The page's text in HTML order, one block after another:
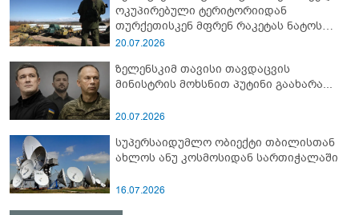
ოკუპირებული ტერიტორიიდან
თურქეთისკენ მფრენ რაკეტას ნატოს
სამიტი კინაღამ ჩაუშლია
20.07.2026
ზელენსკიმ თავისი თავდაცვის
მინისტრის მოხსნით პუტინი გაახარა...
20.07.2026
სუპერსაიდუმლო ობიექტი თბილისთან
ახლოს ანუ კოსმოსიდან სართიჭალაში
16.07.2026